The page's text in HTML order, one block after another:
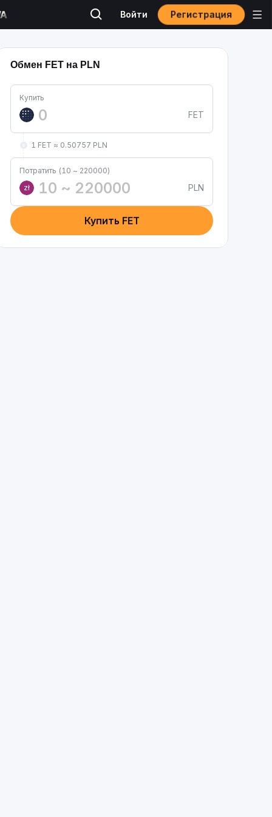
Войти Регистрация
Обмен FET на PLN
Купить
FET
1 FET ≈ 0.50757 PLN
Потратить (10 ~ 220000)
zł
PLN
Купить FET